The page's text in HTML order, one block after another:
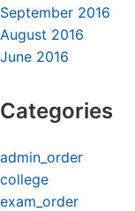
September 2016
August 2016
June 2016
Categories
admin_order
college
exam_order